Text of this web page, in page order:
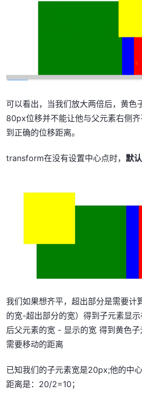
可以看出，当我们放大两倍后，黄色
80px位移并不能让他与父元素右侧
到正确的位移距离。
transform在没有设置中心点时， 默
我们如果想齐平，超出部分是需要计
的宽-超出部分的宽）得到子元素显
后父元素的宽 - 显示的宽 得到黄色
需要移动的距离
已知我们的子元素宽是20px;他的中
距离是：20/2=10；